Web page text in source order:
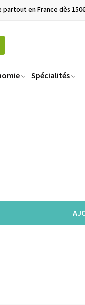
partout en France dès
Spécialités